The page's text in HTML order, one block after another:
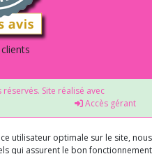
réservés. Site réalisé avec
Accès gérant
utilisateur optimale sur le site, nous
qui assurent le bon fonctionnement